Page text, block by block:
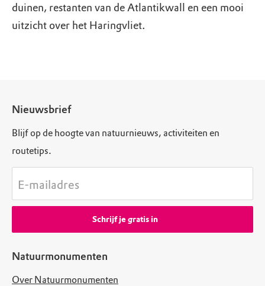
duinen, restanten van de Atlantikwall en een mooi
uitzicht over het Haringvliet.
Natuurmonumenten
Over Natuurmonumenten
Nieuwsbrief
Blijf op de hoogte van natuurnieuws, activiteiten en
routetips.
E-mailadres
Schrijf je gratis in